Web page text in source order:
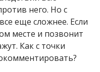
него. Но с
еще сложнее. Если
месте и позвонит
Как с точки